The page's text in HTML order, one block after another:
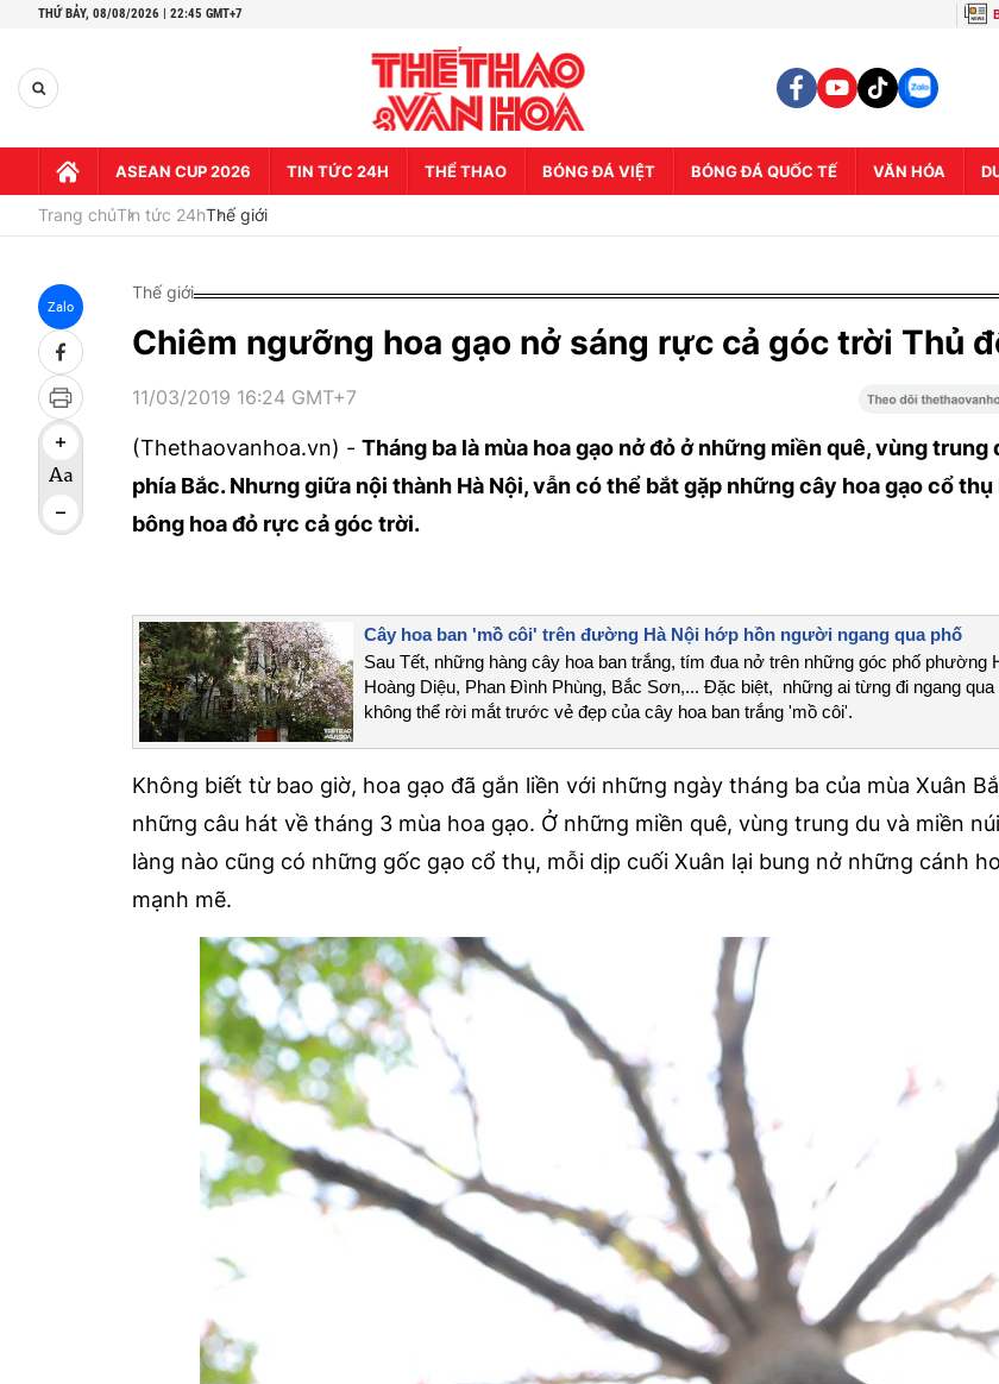
THỨ BẢY, 08/08/2026 | 22:45 GMT+7
ASEAN CUP 2026 TIN TỨC 24H THỂ THAO BÓNG ĐÁ VIỆT BÓNG ĐÁ QUỐC TẾ VĂN HÓA
Trang chủTin tức 24hThế giới
Zalo
Thế giới
Chiêm ngưỡng hoa gạo nở sáng rực cả góc trời Thủ
11/03/2019 16:24 GMT+7
(Thethaovanhoa.vn) - Tháng ba là mùa hoa gạo nở đỏ ở những miền quê, vùng trung
phía Bắc. Nhưng giữa nội thành Hà Nội, vẫn có thể bắt gặp những cây hoa gạo cổ
bông hoa đỏ rực cả góc trời.
Cây hoa ban 'mồ côi' trên đường Hà Nội hớp hồn người ngang qua phố
Sau Tết, những hàng cây hoa ban trắng, tím đua nở trên những góc phố phường
Hoàng Diệu, Phan Đình Phùng, Bắc Sơn,... Đặc biệt, những ai từng đi ngang qua
không thể rời mắt trước vẻ đẹp của cây hoa ban trắng 'mồ côi'.
Không biết từ bao giờ, hoa gạo đã gắn liền với những ngày tháng ba của mùa Xuân
những câu hát về tháng 3 mùa hoa gạo. Ở những miền quê, vùng trung du và miền
làng nào cũng có những gốc gạo cổ thụ, mỗi dịp cuối Xuân lại bung nở những cánh
mạnh mẽ.